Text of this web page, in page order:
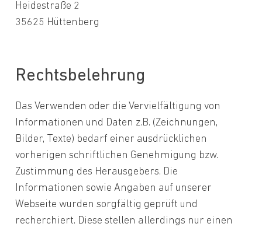
Heidestraße 2
35625 Hüttenberg
Rechtsbelehrung
Das Verwenden oder die Vervielfältigung von
Informationen und Daten z.B. (Zeichnungen,
Bilder, Texte) bedarf einer ausdrücklichen
vorherigen schriftlichen Genehmigung bzw.
Zustimmung des Herausgebers. Die
Informationen sowie Angaben auf unserer
Webseite wurden sorgfältig geprüft und
recherchiert. Diese stellen allerdings nur einen